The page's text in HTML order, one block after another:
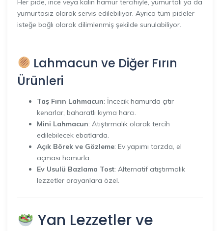
Her pide, ince veya kalın hamur tercihiyle, yumurtalı ya da
yumurtasız olarak servis edilebiliyor. Ayrıca tüm pideler
isteğe bağlı olarak dilimlenmiş şekilde sunulabiliyor.
Lahmacun ve Diğer Fırın
Ürünleri
Taş Fırın Lahmacun: İncecik hamurda çıtır
kenarlar, baharatlı kıyma harcı.
Mini Lahmacun: Atıştırmalık olarak tercih
edilebilecek ebatlarda.
Açık Börek ve Gözleme: Ev yapımı tarzda, el
açması hamurla.
Ev Usulü Bazlama Tost: Alternatif atıştırmalık
lezzetler arayanlara özel.
Yan Lezzetler ve